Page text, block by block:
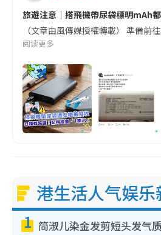
旅遊注意｜搭飛機帶尿袋標明mAh
（文章由風傳媒授權轉載） 準備
阅读更多
港生活人气娱乐
1